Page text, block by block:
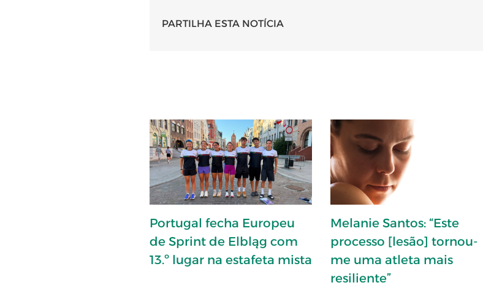
PARTILHA ESTA NOTÍCIA
Portugal fecha Europeu
de Sprint de Elbląg com
13.º lugar na estafeta mista
Melanie Santos: “Este
processo [lesão] tornou-
me uma atleta mais
resiliente”